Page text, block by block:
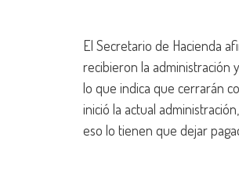
El Secretario de Hacienda
recibieron la administración
lo que indica que cerrarán
inició la actual
eso lo tienen que dejar